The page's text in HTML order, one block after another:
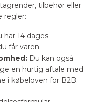
tilbehør eller
regler:
har 14 dages
får varen.
Du kan også
en hurtig aftale med
i købeloven for B2B.